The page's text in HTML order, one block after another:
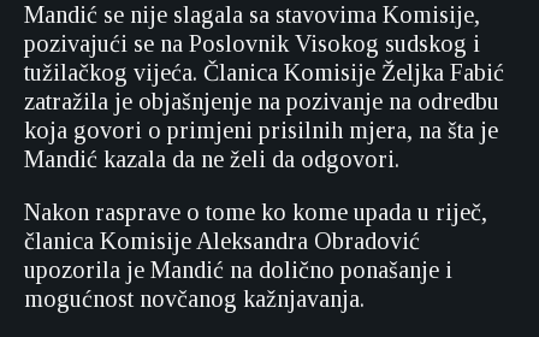
Mandić se nije slagala sa stavovima Komisije,
pozivajući se na Poslovnik Visokog sudskog i
tužilačkog vijeća. Članica Komisije Željka Fabić
zatražila je objašnjenje na pozivanje na odredbu
koja govori o primjeni prisilnih mjera, na šta je
Mandić kazala da ne želi da odgovori.
Nakon rasprave o tome ko kome upada u riječ,
članica Komisije Aleksandra Obradović
upozorila je Mandić na dolično ponašanje i
mogućnost novčanog kažnjavanja.